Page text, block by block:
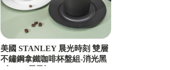
美國 STANLEY 晨光時刻 雙層
不鏽鋼拿鐵咖啡杯盤組-消光黑